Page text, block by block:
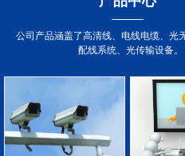
公司产品涵盖了高清线、电线电缆、光
配线系统、光传输设备。